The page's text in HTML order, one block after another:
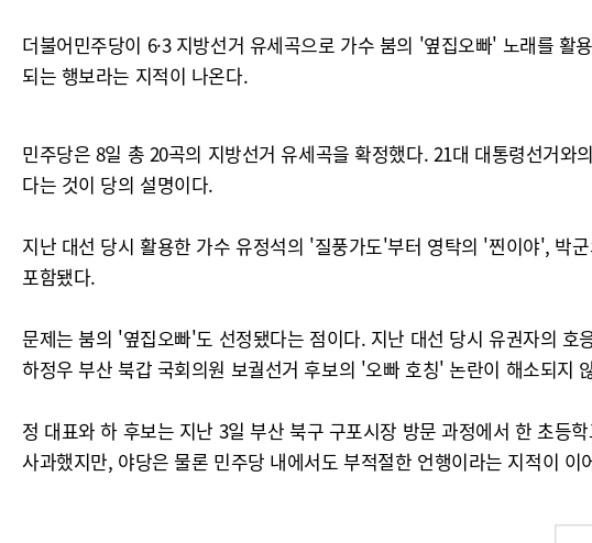
더불어민주당이 6·3 지방선거 유세곡으로 가수 붐의 '옆집오빠' 노래를
되는 행보라는 지적이 나온다.
민주당은 8일 총 20곡의 지방선거 유세곡을 확정했다. 21대 대통령선거
다는 것이 당의 설명이다.
지난 대선 당시 활용한 가수 유정석의 '질풍가도'부터 영탁의 '찐이야', 박
포함됐다.
문제는 붐의 '옆집오빠'도 선정됐다는 점이다. 지난 대선 당시 유권자의
하정우 부산 북갑 국회의원 보궐선거 후보의 '오빠 호칭' 논란이 해소되지
정 대표와 하 후보는 지난 3일 부산 북구 구포시장 방문 과정에서 한 초
사과했지만, 야당은 물론 민주당 내에서도 부적절한 언행이라는 지적이 이